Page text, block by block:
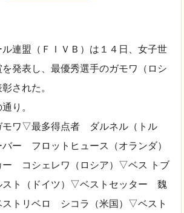
連盟（ＦＩＶＢ）は１４日、女子世
発表し、最優秀選手のガモワ（ロシ
された。
り。
ワ▽最多得点者 ダルネル（トル
ー フロットヒュース（オランダ）
ー コシェレワ（ロシア）▽ベス トブ
ト（ドイツ）▽ベストセッター 魏
トリベロ シコラ（米国）▽ベスト